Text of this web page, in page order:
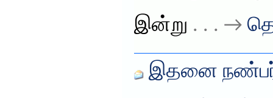
இன்று . . . →
இதனை